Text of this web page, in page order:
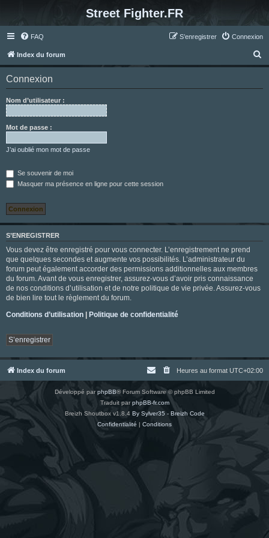
Street Fighter.FR
FAQ Connexion
S’enregistrer
Index du forum
e
Connexion
Nom d’utilisateur :
Mot de passe :
J’ai oublié mon mot de passe
Se souvenir de moi
Masquer ma présence en ligne pour cette session
S’ENREGISTRER
Vous devez être enregistré pour vous connecter. L’enregistrement ne prend
que quelques secondes et augmente vos possibilités. L’administrateur du
forum peut également accorder des permissions additionnelles aux membres
du forum. Avant de vous enregistrer, assurez-vous d’avoir pris connaissance
de nos conditions d’utilisation et de notre politique de vie privée. Assurez-vous
de bien lire tout le règlement du forum.
Conditions d’utilisation | Politique de confidentialité
S’enregistrer
Index du forum Heures au format UTC+02:00
Développé parphpBB® Forum Software © phpBB Limited
Traduit parphpBB-fr.com
Breizh Shoutbox v1.8.4 By Sylver35 - Breizh Code
Confidentialité | Conditions